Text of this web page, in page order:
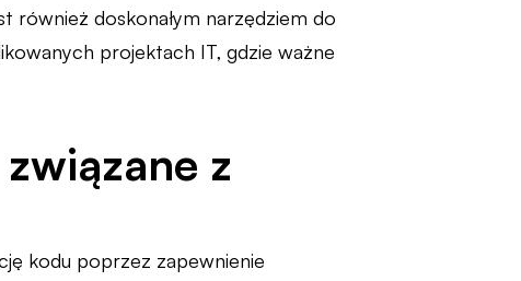
również doskonałym narzędziem do
projektach IT, gdzie ważne
z
kodu poprzez zapewnienie